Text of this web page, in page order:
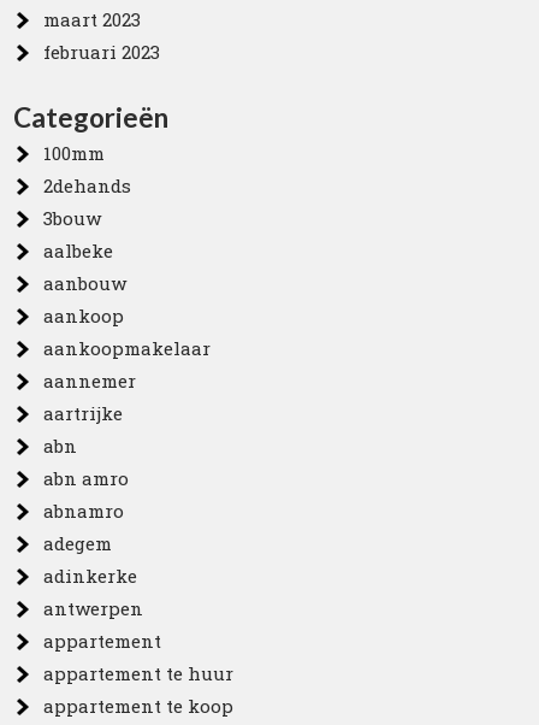
maart 2023
februari 2023
Categorieën
100mm
2dehands
3bouw
aalbeke
aanbouw
aankoop
aankoopmakelaar
aannemer
aartrijke
abn
abn amro
abnamro
adegem
adinkerke
antwerpen
appartement
appartement te huur
appartement te koop